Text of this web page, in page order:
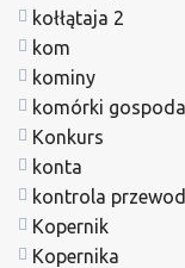
kołłątaja 2
kom
kominy
komórki
Konkurs
konta
kontrola
Kopernik
Kopernika